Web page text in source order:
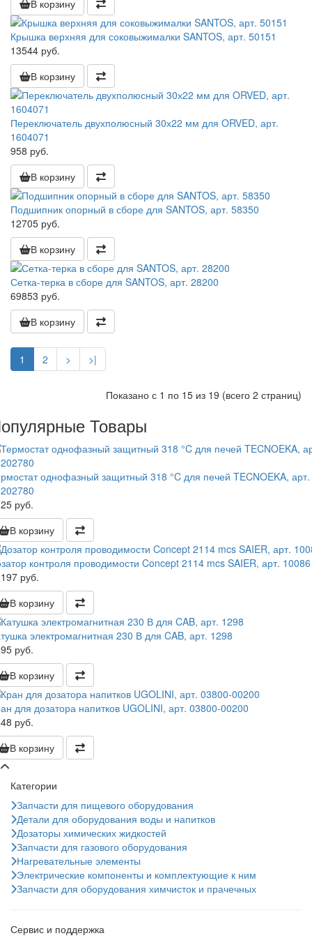
В корзину
Крышка верхняя для соковыжималки SANTOS, арт. 50151
13544 руб.
В корзину
Переключатель двухполюсный 30х22 мм для ORVED, арт.
1604071
958 руб.
В корзину
Подшипник опорный в сборе для SANTOS, арт. 58350
12705 руб.
В корзину
Сетка-терка в сборе для SANTOS, арт. 28200
69853 руб.
В корзину
1 2 > >|
Показано с 1 по 15 из 19 (всего 2 страниц)
Товары
однофазный защитный 318 °C для печей TECNOEKA, арт.
руб.
В корзину
контроля проводимости Concept 2114 mcs SAIER, арт. 10086
руб.
В корзину
электромагнитная 230 В для CAB, арт. 1298
руб.
В корзину
для дозатора напитков UGOLINI, арт. 03800-00200
руб.
В корзину
Категории
Запчасти для пищевого оборудования
Детали для оборудования воды и напитков
Дозаторы химических жидкостей
Запчасти для газового оборудования
Нагревательные элементы
Электрические компоненты и комплектующие к ним
Запчасти для оборудования химчисток и прачечных
Сервис и поддержка